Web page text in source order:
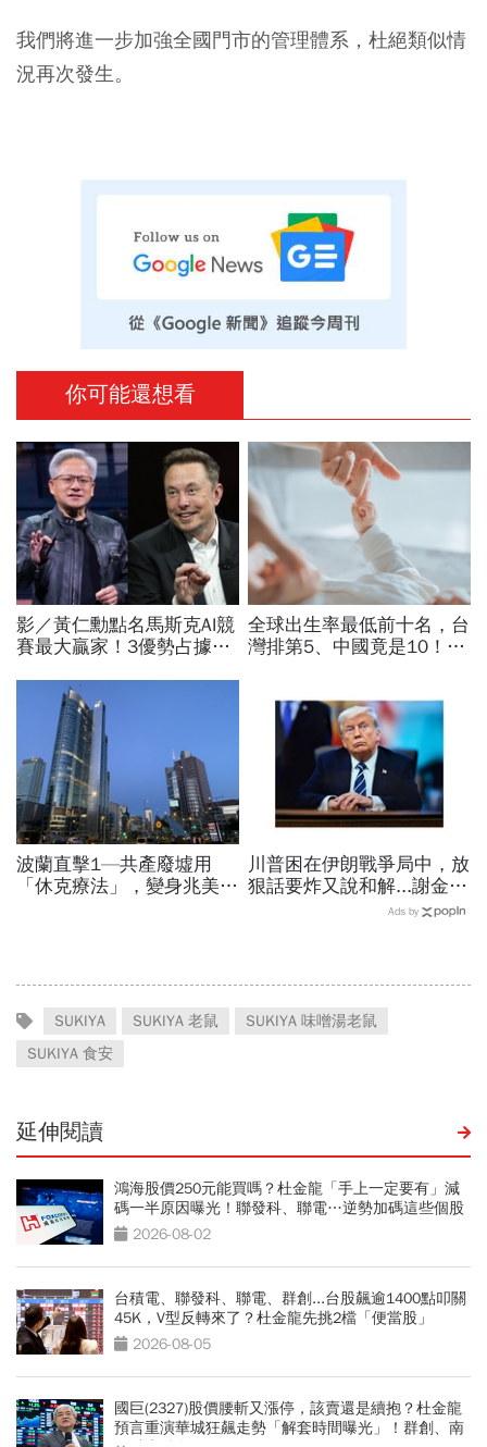
我們將進一步加強全國門市的管理體系，杜絕類似情
況再次發生。
你可能還想看
影／黃仁勳點名馬斯克AI競
賽最大贏家！3優勢占據重
晶片，AMD蘇姿丰回應了
全球出生率最低前十名，台
灣排第5、中國竟是10！亞
波蘭直擊1—共產廢墟用
「休克療法」，變身兆美元
川普困在伊朗戰爭局中，放
狠話要炸又說和解...謝金河
揭伊朗權力結構：制度決定
Ads by
SUKIYA SUKIYA 老鼠
SUKIYA 味噌湯老鼠
SUKIYA 食安
延伸閱讀
鴻海股價250元能買嗎？杜金龍「手上一定要有」減
碼一半原因曝光！聯發科、聯電…逆勢加碼這些個股
2026-08-02
台積電、聯發科、聯電、群創...台股飆逾1400點叩關
45K，V型反轉來了？杜金龍先挑2檔「便當股」
2026-08-05
國巨(2327)股價腰斬又漲停，該賣還是續抱？杜金龍
預言重演華城狂飆走勢「解套時間曝光」！群創、南